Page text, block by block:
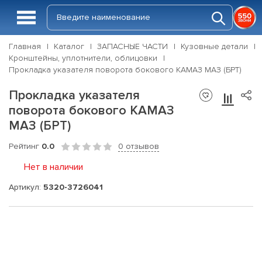
Главная Каталог ЗАПАСНЫЕ ЧАСТИ
Кузовные детали
Кронштейны, уплотнители, облицовки
Прокладка указателя поворота бокового КАМАЗ МАЗ (БРТ)
Прокладка указателя
поворота бокового КАМАЗ
МАЗ (БРТ)
Рейтинг 0.0 0 отзывов
Нет в наличии
Артикул: 5320-3726041